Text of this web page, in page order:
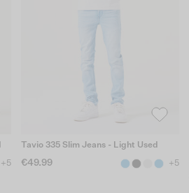
+5
Tavio 335 Slim Jeans - Light Used
€49.99 +5